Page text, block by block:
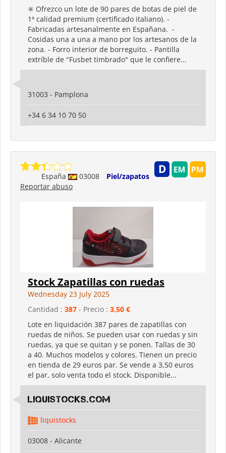
✳️ Ofrezco un lote de 90 pares de botas de piel de
1ª calidad premium (certificado italiano). -
Fabricadas artesanalmente en Españana. -
Cosidas una a una a mano por los artesanos de la
zona. - Forro interior de borreguito. - Pantilla
extríble de "Fusbet timbrado" que le confiere...
31003 - Pamplona
+34 6 34 10 70 50
España 03008
Piel/zapatos
Reportar abuso
Stock Zapatillas con ruedas
Wednesday 23 July 2025
Cantidad : 387 - Precio : 3,50 €
Lote en liquidación 387 pares de zapatillas con
ruedas de niños. Se pueden usar con ruedas y sin
ruedas, ya que se quitan y se ponen. Tallas de 30
a 40. Muchos modelos y colores. Tienen un precio
en tienda de 29 euros par. Se vende a 3,50 euros
el par, solo venta todo el stock. Disponible...
LIQUISTOCKS.COM
liquistocks
03008 - Alicante